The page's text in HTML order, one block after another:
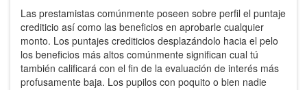
Las prestamistas comúnmente poseen sobre perfil el puntaje
crediticio así­ como las beneficios en aprobarle cualquier
monto. Los puntajes crediticios desplazándolo hacia el pelo
los beneficios más altos comúnmente significan cual tú
también calificará con el fin de la evaluación de interés más
profusamente baja. Los pupilos con poquito o bien nadie